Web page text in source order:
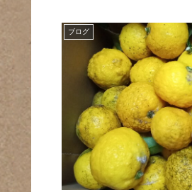
ブログ